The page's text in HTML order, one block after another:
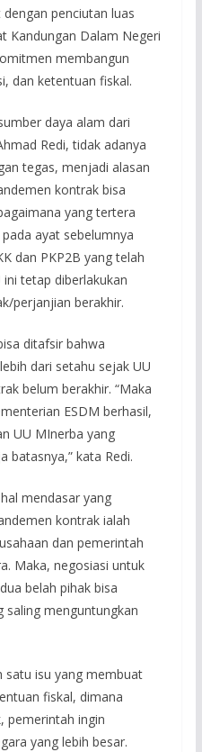
penciutan luas
Kandungan Dalam Negeri
membangun
dan ketentuan fiskal.
daya alam dari
Redi, tidak adanya
tegas, menjadi alasan
kontrak bisa
yang tertera
ayat sebelumnya
dan PKP2B yang telah
tetap diberlakukan
perjanjian berakhir.
ditafsir bahwa
dari setahu sejak UU
belum berakhir. “Maka
ESDM berhasil,
UU MInerba yang
batasnya,” kata Redi.
mendasar yang
kontrak ialah
dan pemerintah
Maka, negosiasi untuk
belah pihak bisa
saling menguntungkan
satu isu yang membuat
fiskal, dimana
pemerintah ingin
yang lebih besar.